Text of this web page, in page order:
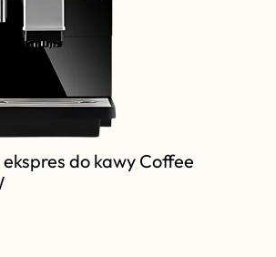
do kawy Coffee